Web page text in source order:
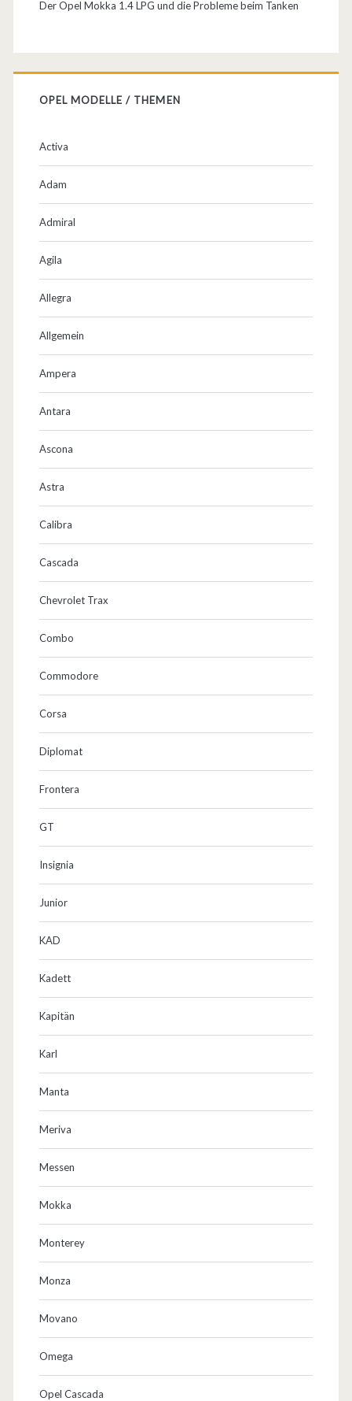
e
n
c
Der Opel Mokka 1.4 LPG und die Probleme beim Tanken
OPEL MODELLE / THEMEN
Activa
Adam
Admiral
Agila
Allegra
Allgemein
Ampera
Antara
Ascona
Astra
Calibra
Cascada
Chevrolet Trax
Combo
Commodore
Corsa
Diplomat
Frontera
GT
Insignia
Junior
KAD
Kadett
Kapitän
Karl
Manta
Meriva
Messen
Mokka
Monterey
Monza
Movano
Omega
Opel Cascada